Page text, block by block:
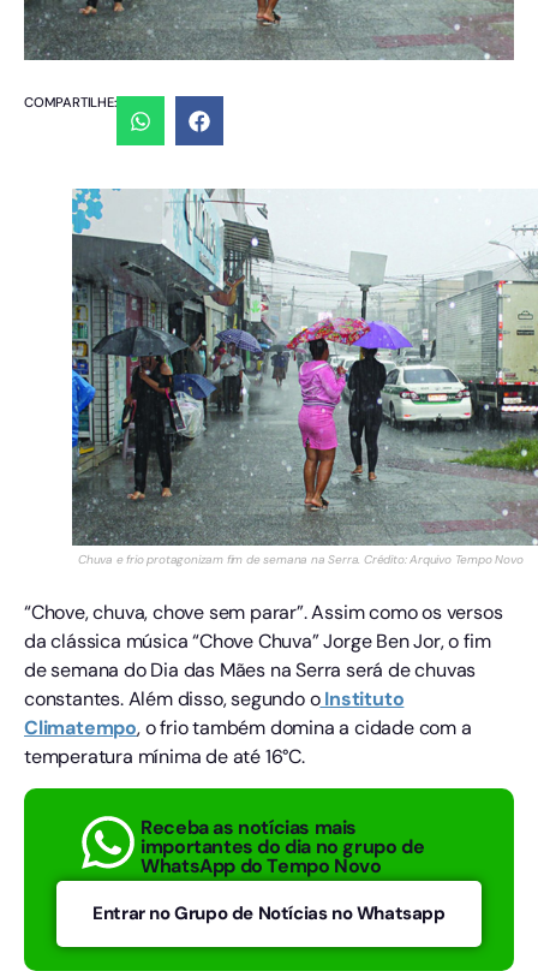
COMPARTILHE:
Chuva e frio protagonizam fim de semana na Serra. Crédito: Arquivo Tempo Novo
“Chove, chuva, chove sem parar”. Assim como os versos
da clássica música “Chove Chuva” Jorge Ben Jor, o fim
de semana do Dia das Mães na Serra será de chuvas
constantes. Além disso, segundo oInstituto
Climatempo, o frio também domina a cidade com a
temperatura mínima de até 16°C.
Receba as notícias mais
importantes do dia no grupo de
WhatsApp do Tempo Novo
Entrar no Grupo de Notícias no Whatsapp